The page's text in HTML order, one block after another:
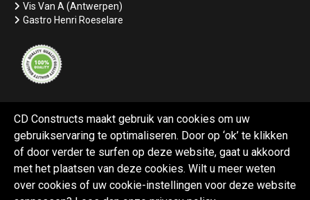
CD Constructs maakt gebruik van cookies om uw
gebruikservaring te optimaliseren. Door op ‘ok’ te klikken
of door verder te surfen op deze website, gaat u akkoord
met het plaatsen van deze cookies. Wilt u meer weten
over cookies of uw cookie-instellingen voor deze website
Vis Van A (Antwerpen)
Gastro Henri Roeselare
Referenties Nieuws Vacatures